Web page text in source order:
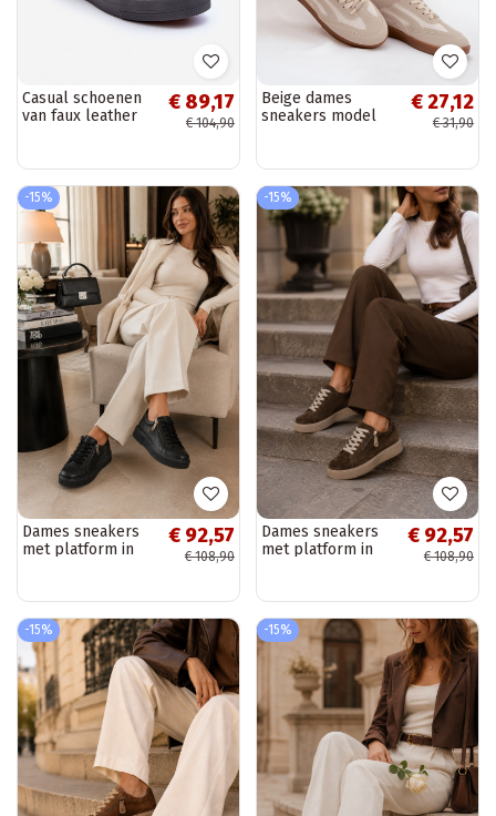
Casual schoenen
van faux leather
MM274005
€ 89,17
€ 104,90
Beige dames
sneakers model
€ 27,12
€ 31,90
-15%
Dames sneakers
met platform in
€ 92,57
€ 108,90
-15%
Dames sneakers
met platform in
€ 92,57
€ 108,90
-15% -15%